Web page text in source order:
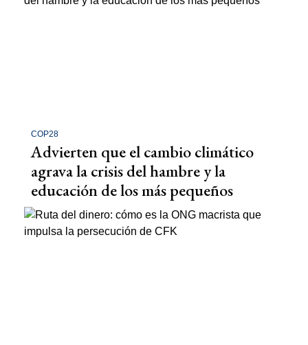
COP28
Advierten que el cambio climático
agrava la crisis del hambre y la
educación de los más pequeños